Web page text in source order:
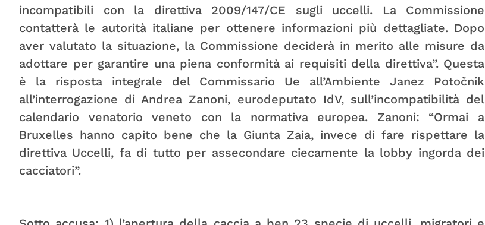
incompatibili con la direttiva 2009/147/CE sugli uccelli. La Commissione
contatterà le autorità italiane per ottenere informazioni più dettagliate. Dopo
aver valutato la situazione, la Commissione deciderà in merito alle misure da
adottare per garantire una piena conformità ai requisiti della direttiva”. Questa
è la risposta integrale del Commissario Ue all’Ambiente Janez Potočnik
all’interrogazione di Andrea Zanoni, eurodeputato IdV, sull’incompatibilità del
calendario venatorio veneto con la normativa europea. Zanoni: “Ormai a
Bruxelles hanno capito bene che la Giunta Zaia, invece di fare rispettare la
direttiva Uccelli, fa di tutto per assecondare ciecamente la lobby ingorda dei
cacciatori”.